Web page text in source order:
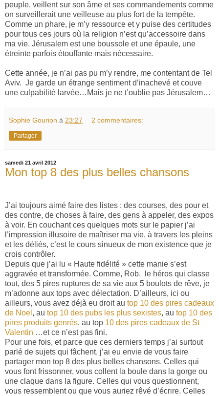
peuple, veillent sur son âme et ses commandements comme
on surveillerait une veilleuse au plus fort de la tempête.
Comme un phare, je m’y ressource et y puise des certitudes
pour tous ces jours où la religion n’est qu’accessoire dans
ma vie. Jérusalem est une boussole et une épaule, une
étreinte parfois étouffante mais nécessaire.
Cette année, je n’ai pas pu m’y rendre, me contentant de Tel
Aviv. Je garde un étrange sentiment d’inachevé et couve
une culpabilité larvée…Mais je ne t’oublie pas Jérusalem…
Sophie Gourion à 23:27 2 commentaires:
Partager
samedi 21 avril 2012
Mon top 8 des plus belles chansons
J’ai toujours aimé faire des listes : des courses, des pour et
des contre, de choses à faire, des gens à appeler, des expos
à voir. En couchant ces quelques mots sur le papier j’ai
l’impression illusoire de maîtriser ma vie, à travers les pleins
et les déliés, c’est le cours sinueux de mon existence que je
crois contrôler.
Depuis que j’ai lu « Haute fidélité » cette manie s’est
aggravée et transformée. Comme, Rob, le héros qui classe
tout, des 5 pires ruptures de sa vie aux 5 boulots de rêve, je
m’adonne aux tops avec délectation. D’ailleurs, ici ou
ailleurs, vous avez déjà eu droit au top 10 des pires cadeaux
de Noel , au top 10 des pubs les plus sexistes, au top 10 des
pires produits genrés, au top 10 des pires cadeaux de St
Valentin …et ce n’est pas fini.
Pour une fois, et parce que ces derniers temps j’ai surtout
parlé de sujets qui fâchent, j’ai eu envie de vous faire
partager mon top 8 des plus belles chansons. Celles qui
vous font frissonner, vous collent la boule dans la gorge ou
une claque dans la figure. Celles qui vous questionnent,
vous ressemblent ou que vous auriez rêvé d’écrire. Celles